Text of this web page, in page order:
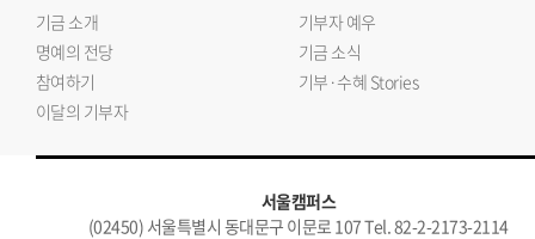
기금 소개
기부자 예우
명예의 전당
기금 소식
참여하기
기부·수혜 Stories
이달의 기부자
서울캠퍼스
(02450) 서울특별시 동대문구 이문로 107 Tel. 82-2-2173-2114